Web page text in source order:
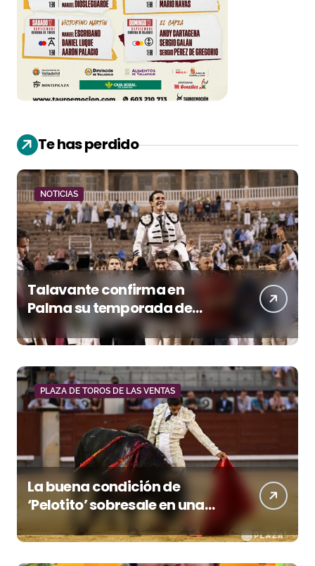
Te has perdido
NOTICIAS
Talavante confirma en
Palma su temporada de
figura y el palco niega el
premio a Roca Rey
PLAZA DE TOROS DE LAS VENTAS
La buena condición de
‘Pelotito’ sobresale en una
noche gris en Las Ventas